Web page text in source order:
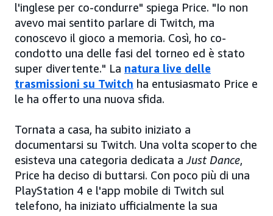
l'inglese per co-condurre" spiega Price. "Io non
avevo mai sentito parlare di Twitch, ma
conoscevo il gioco a memoria. Così, ho co-
condotto una delle fasi del torneo ed è stato
super divertente." La natura live delle
trasmissioni su Twitch ha entusiasmato Price e
le ha offerto una nuova sfida.
Tornata a casa, ha subito iniziato a
documentarsi su Twitch. Una volta scoperto che
esisteva una categoria dedicata aJust Dance,
Price ha deciso di buttarsi. Con poco più di una
PlayStation 4 e l'app mobile di Twitch sul
telefono, ha iniziato ufficialmente la sua